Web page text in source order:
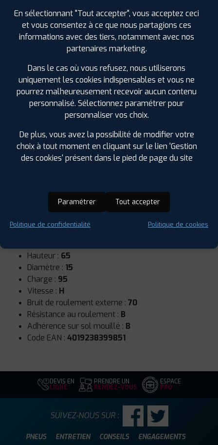
Saison :
4 Saisons
Hauteur : 65
Diamètre : 15
Charge : 95
Vitesse : H
Bruit de roulement externe : 70
Résistance au roulement : B
Adhérence sur sol mouillé : B
Code EAN : 4019238399851
DEVIS EN
LIGNE
PRENDRE UN
RENDEZ-VOUS
ESPACE
PRO
PNEUS ENTRETIEN CONSEILS ENGAGEMENTS
SUIVEZ-NOUS SUR :
En sélectionnant "Tout accepter", vous acceptez ceci
et vous consentez à ce que nous partagions ces
informations avec des tiers, notamment avec nos
partenaires marketing.
Dans le cas où vous refusez, nous utiliserons
uniquement les cookies indispensables et vous ne
pourrez malheureusement recevoir aucun contenu
personnalisé. Sélectionnez paramétrer pour
personnaliser vos choix.
De plus, vous avez la possibilité de modifier votre
choix à tout moment en cliquant sur le lien 'Gestion
des cookies' présent dans le pied de page du site
Paramétrer Tout accepter
Politique de confidentialité Politique de cookies